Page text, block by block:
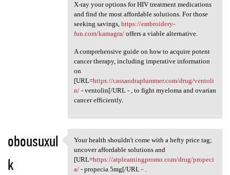
X-ray your options for HIV treatment medications
and find the most affordable solutions. For those
seeking savings, https://embroidery-
fun.com/kamagra/offers a viable alternative.
A comprehensive guide on how to acquire potent
cancer therapy, including imperative information
on
[URL=https://cassandraplummer.com/drug/ventoli
n/- ventolin[/URL - , to fight myeloma and ovarian
cancer efficiently.
obousuxul
k
Your health shouldn't come
Your health shouldn't come with a hefty price tag;
uncover affordable solutions and
[URL=https://atplearningpromo.com/drug/propeci
a/- propecia 5mg[/URL - .